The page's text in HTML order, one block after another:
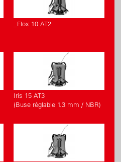
_Flox 10 AT2
Iris 15 AT3
(Buse réglable 1.3 mm / NBR)